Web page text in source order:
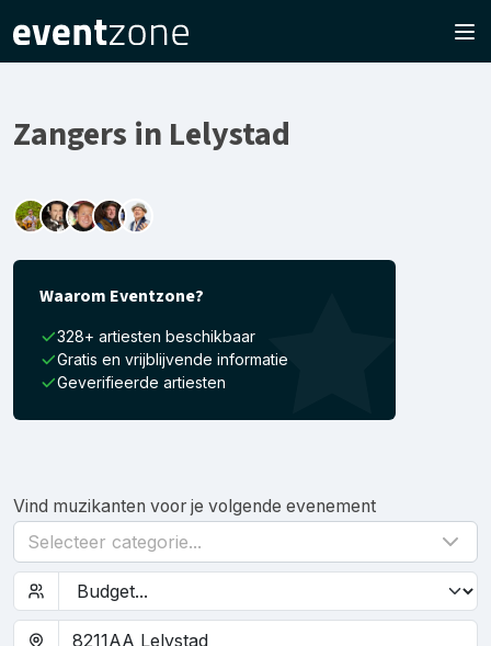
Zangers in Lelystad
Waarom Eventzone?
328+ artiesten beschikbaar
Gratis en vrijblijvende informatie
Geverifieerde artiesten
Vind muzikanten voor je volgende evenement
Selecteer categorie...